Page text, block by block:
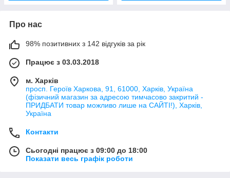
Про нас
98% позитивних з 142 відгуків за рік
Працює з 03.03.2018
м. Харків
просп. Героїв Харкова, 91, 61000, Харків, Україна
(фізичний магазин за адресою тимчасово закритий -
ПРИДБАТИ товар можливо лише на САЙТІ!), Харків,
Україна
Контакти
Сьогодні працює з 09:00 до 18:00
Показати весь графік роботи